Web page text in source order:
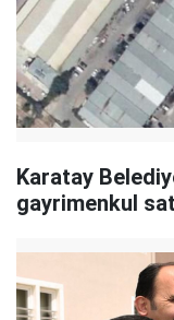
Karatay
gayrimenkul